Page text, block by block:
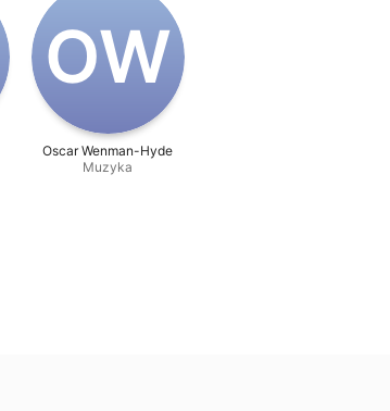
O‌W
Oscar Wenman-Hyde
Muzyka